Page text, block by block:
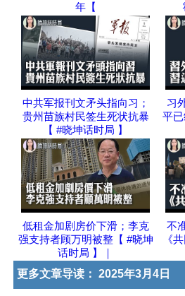
年【
中共军报刊文矛头指向习；
贵州苗族村民签生死状抗暴
【 #晓坤话时局 】
习
平
低租金加剧房价下滑；李克
强支持者顾万明被整【 #晓坤
话时局 】｜
不
《
更多文章导读： 2025年3月4日